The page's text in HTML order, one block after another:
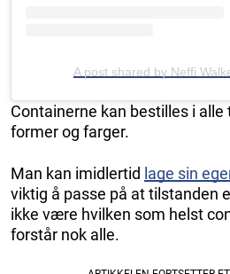
A post shared by Neffi
Containerne kan bestilles i alle
former og farger.
Man kan imidlertid lage sin
viktig å passe på at tilstanden
ikke være hvilken som helst
forstår nok alle.